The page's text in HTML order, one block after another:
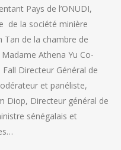
Pays de l’ONUDI,
de la société minière
Tan de la chambre de
Athena Yu Co-
Directeur Général de
et panéliste,
Diop, Directeur général de
sénégalais et